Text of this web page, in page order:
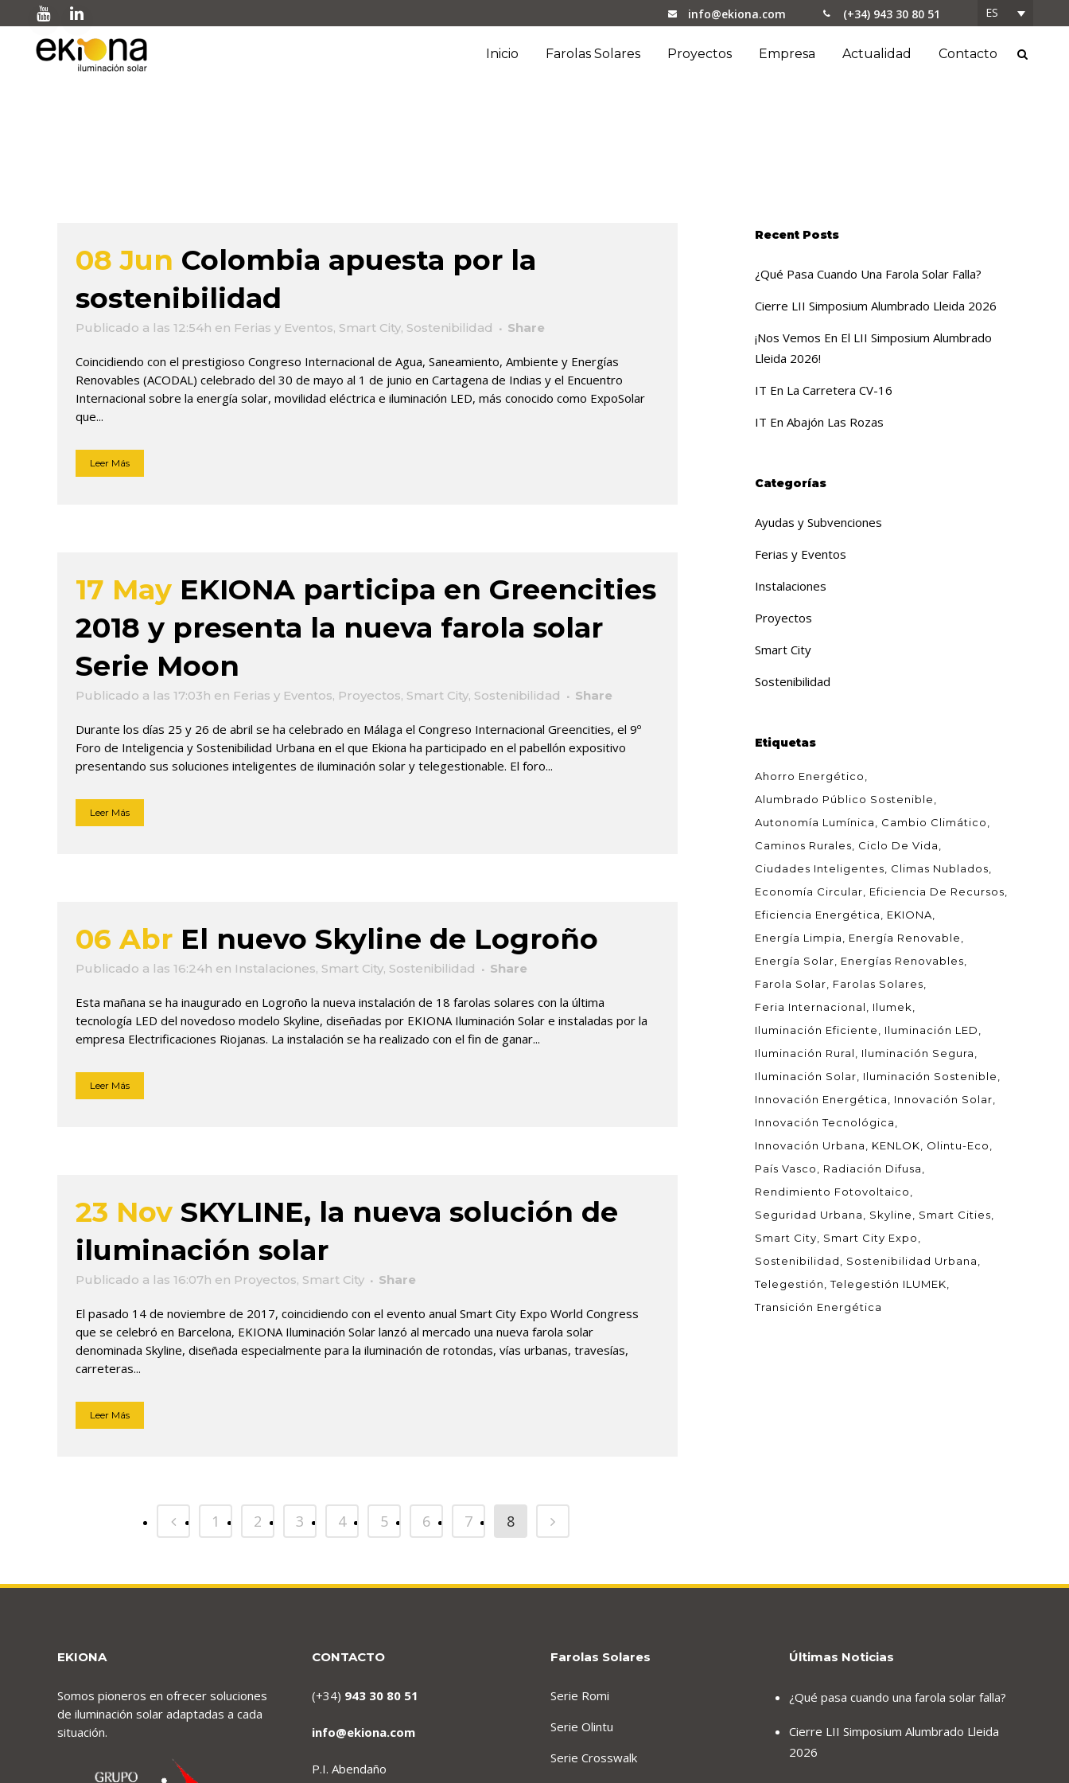
info@ekiona.com (+34) 943 30 80 51 ES
Inicio Farolas Solares Proyectos Empresa Actualidad Contacto
08 Jun Colombia apuesta por la
sostenibilidad
Publicado a las 12:54h en Ferias y Eventos, Smart City, Sostenibilidad Share
Coincidiendo con el prestigioso Congreso Internacional de Agua, Saneamiento, Ambiente y Energías
Renovables (ACODAL) celebrado del 30 de mayo al 1 de junio en Cartagena de Indias y el Encuentro
Internacional sobre la energía solar, movilidad eléctrica e iluminación LED, más conocido como ExpoSolar
que...
Leer Más
17 May EKIONA participa en Greencities
2018 y presenta la nueva farola solar
Serie Moon
Publicado a las 17:03h en Ferias y Eventos, Proyectos, Smart City, Sostenibilidad Share
Durante los días 25 y 26 de abril se ha celebrado en Málaga el Congreso Internacional Greencities, el 9º
Foro de Inteligencia y Sostenibilidad Urbana en el que Ekiona ha participado en el pabellón expositivo
presentando sus soluciones inteligentes de iluminación solar y telegestionable. El foro...
Leer Más
06 Abr El nuevo Skyline de Logroño
Publicado a las 16:24h en Instalaciones, Smart City, Sostenibilidad Share
Esta mañana se ha inaugurado en Logroño la nueva instalación de 18 farolas solares con la última
tecnología LED del novedoso modelo Skyline, diseñadas por EKIONA Iluminación Solar e instaladas por la
empresa Electrificaciones Riojanas. La instalación se ha realizado con el fin de ganar...
Leer Más
23 Nov SKYLINE, la nueva solución de
iluminación solar
Publicado a las 16:07h en Proyectos, Smart City Share
El pasado 14 de noviembre de 2017, coincidiendo con el evento anual Smart City Expo World Congress
que se celebró en Barcelona, EKIONA Iluminación Solar lanzó al mercado una nueva farola solar
denominada Skyline, diseñada especialmente para la iluminación de rotondas, vías urbanas, travesías,
carreteras...
Leer Más
1 2 3 4 5 6 7 8
Recent Posts
¿Qué Pasa Cuando Una Farola Solar Falla?
Cierre LII Simposium Alumbrado Lleida 2026
¡Nos Vemos En El LII Simposium Alumbrado
Lleida 2026!
IT En La Carretera CV-16
IT En Abajón Las Rozas
Categorías
Ayudas y Subvenciones
Ferias y Eventos
Instalaciones
Proyectos
Smart City
Sostenibilidad
Etiquetas
Ahorro Energético
Alumbrado Público Sostenible
Autonomía Lumínica
Cambio Climático
Caminos Rurales
Ciclo De Vida
Ciudades Inteligentes
Climas Nublados
Economía Circular
Eficiencia De Recursos
Eficiencia Energética
EKIONA
Energía Limpia
Energía Renovable
Energía Solar
Energías Renovables
Farola Solar
Farolas Solares
Feria Internacional
Ilumek
Iluminación Eficiente
Iluminación LED
Iluminación Rural
Iluminación Segura
Iluminación Solar
Iluminación Sostenible
Innovación Energética
Innovación Solar
Innovación Tecnológica
Innovación Urbana
KENLOK
Olintu-Eco
País Vasco
Radiación Difusa
Rendimiento Fotovoltaico
Seguridad Urbana
Skyline
Smart Cities
Smart City
Smart City Expo
Sostenibilidad
Sostenibilidad Urbana
Telegestión
Telegestión ILUMEK
Transición Energética
EKIONA
Somos pioneros en ofrecer soluciones
de iluminación solar adaptadas a cada
situación.
CONTACTO
(+34) 943 30 80 51
info@ekiona.com
P.I. Abendaño
Farolas Solares
Serie Romi
Serie Olintu
Serie Crosswalk
Últimas Noticias
¿Qué pasa cuando una farola solar falla?
Cierre LII Simposium Alumbrado Lleida
2026